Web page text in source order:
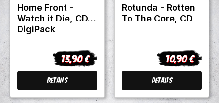
Home Front -
Watch it Die, CD
DigiPack
Regulärer Preis:
13,90 €
Details
Rotunda - Rotten
To The Core, CD
Regulärer
10,90 €
Details